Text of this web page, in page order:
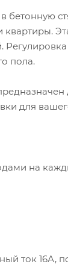
пола.
для
на
ток 16А,